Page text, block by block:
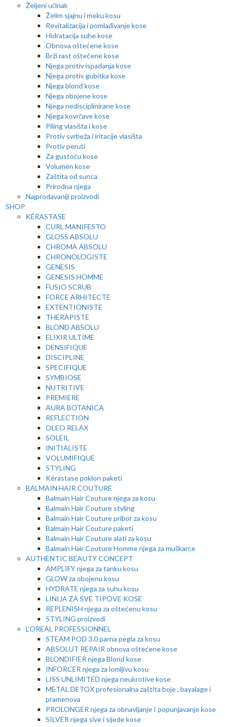
Željeni učinak
Želim sjajnu i meku kosu
Revitalizacija i pomlađivanje kose
Hidratacija suhe kose
Obnova oštećene kose
Brži rast oštećene kose
Njega protiv ispadanja kose
Njega protiv gubitka kose
Njega blond kose
Njega obojene kose
Njega nedisciplinirane kose
Njega kovrčave kose
Piling vlasišta i kose
Protiv svrbeža i iritacije vlasišta
Protiv peruti
Za gustoću kose
Volumen kose
Zaštita od sunca
Prirodna njega
Najprodavaniji proizvodi
SHOP
KÉRASTASE
CURL MANIFESTO
GLOSS ABSOLU
CHROMA ABSOLU
CHRONOLOGISTE
GENESIS
GENESIS HOMME
FUSIO SCRUB
FORCE ARHITECTE
EXTENTIONISTE
THERAPISTE
BLOND ABSOLU
ELIXIR ULTIME
DENSIFIQUE
DISCIPLINE
SPECIFIQUE
SYMBIOSE
NUTRITIVE
PREMIERE
AURA BOTANICA
REFLECTION
OLEO RELAX
SOLEIL
INITIALISTE
VOLUMIFIQUE
STYLING
Kérastase poklon paketi
BALMAIN HAIR COUTURE
Balmain Hair Couture njega za kosu
Balmain Hair Couture styling
Balmain Hair Couture pribor za kosu
Balmain Hair Couture paketi
Balmain Hair Couture alati za kosu
Balmain Hair Couture Homme njega za muškarce
AUTHENTIC BEAUTY CONCEPT
AMPLIFY njega za tanku kosu
GLOW za obojenu kosu
HYDRATE njega za suhu kosu
LINIJA ZA SVE TIPOVE KOSE
REPLENISH njega za oštećenu kosu
STYLING proizvodi
L’OREAL PROFESSIONNEL
STEAM POD 3.0 parna pegla za kosu
ABSOLUT REPAIR obnova oštećene kose
BLONDIFIER njega Blond kose
INFORCER njega za lomljivu kosu
LISS UNLIMITED njega neukrotive kose
METAL DETOX profesionalna zaštita boje , bayalage i
pramenova
PROLONGER njega za obnavljanje I popunjavanje kose
SILVER njega sive i sijede kose